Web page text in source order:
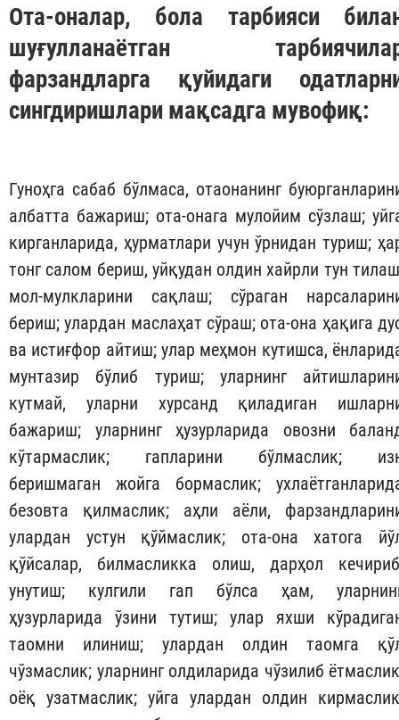
Ота-оналар, бола тарбияси
шуғулланаётган
фарзандларга қуйидаги
сингдиришлари мақсадга мувофиқ:
Гуноҳга сабаб бўлмаса, отаонанинг
албатта бажариш; ота-онага мулойим сўзлаш;
кирганларида, ҳурматлари учун ўрнидан туриш;
тонг салом бериш, уйқудан олдин хайрли тун
мол-мулкларини сақлаш; сўраган
бериш; улардан маслаҳат сўраш; ота-она ҳақига
ва истиғфор айтиш; улар меҳмон кутишса,
мунтазир бўлиб туриш; уларнинг
кутмай, уларни хурсанд қиладиган
бажариш; уларнинг ҳузурларида овозни
кўтармаслик; гапларини бўлмаслик;
беришмаган жойга бормаслик;
безовта қилмаслик; аҳли аёли,
улардан устун қўймаслик; ота-она хатога
қўйсалар, билмасликка олиш, дарҳол
унутиш; кулгили гап бўлса ҳам,
ҳузурларида ўзини тутиш; улар яхши
таомни илиниш; улардан олдин таомга
чўзмаслик; уларнинг олдиларида чўзилиб
оёқ узатмаслик; уйга улардан олдин